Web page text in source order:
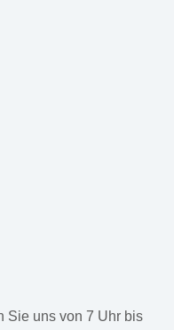
Sie uns von 7 Uhr bis